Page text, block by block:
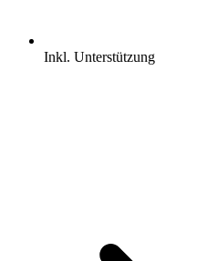
Inkl. Unterstützung